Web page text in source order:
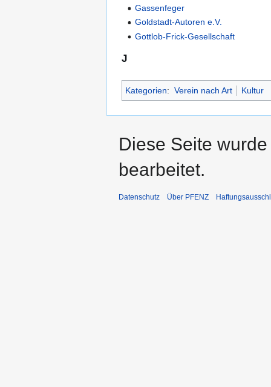
Gassenfeger
Goldstadt-Autoren e.V.
Gottlob-Frick-Gesellschaft
J
Kategorien: Verein nach Art Kultur
Diese Seite
bearbeitet.
Datenschutz Über PFENZ